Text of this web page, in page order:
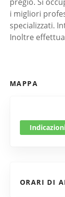
i migliori
specializzati.
Inoltre
MAPPA
ORARI DI